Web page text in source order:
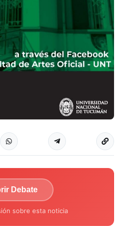
Debate
sobre esta noticia